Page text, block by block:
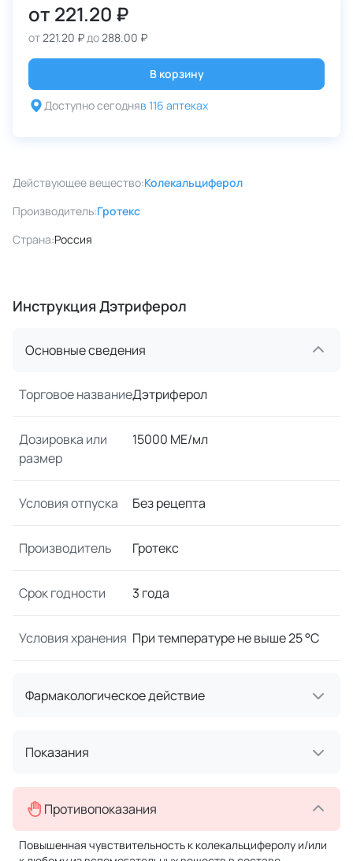
от 221.20 ₽
от221.20 ₽до288.00 ₽
В корзину
Доступно сегодняв 116 аптеках
Действующее вещество:Колекальциферол
Производитель:Гротекс
Страна:Россия
Инструкция Дэтриферол
Основные сведения
Торговое названиеДэтриферол
Дозировка или
размер
15000 МЕ/мл
Условия отпуска Без рецепта
Производитель Гротекс
Срок годности 3 года
Условия хранения При температуре не выше 25 °C
Фармакологическое действие
Показания
Противопоказания
Повышенная чувствительность к колекальциферолу и/или